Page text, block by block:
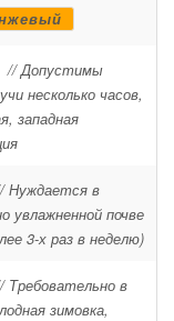
// Допустимы
несколько часов,
западная
Нуждается в
увлажненной почве
3-х раз в неделю)
Требовательно в
зимовка,